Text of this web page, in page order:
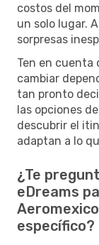
costos del
un solo lugar.
sorpresas
Ten en cuenta
cambiar
tan pronto
las opciones
descubrir el
adaptan a lo
¿Te
eDreams
específico?